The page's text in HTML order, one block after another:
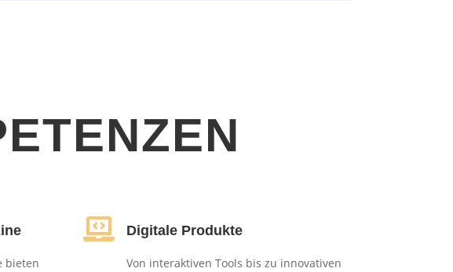
bieten
 Digitale Produkte
Von interaktiven Tools bis zu innovativen